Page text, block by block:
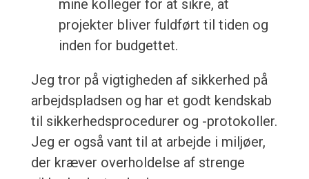
mine kolleger for at sikre, at
projekter bliver fuldført til tiden og
inden for budgettet.
Jeg tror på vigtigheden af sikkerhed på
arbejdspladsen og har et godt kendskab
til sikkerhedsprocedurer og -protokoller.
Jeg er også vant til at arbejde i miljøer,
der kræver overholdelse af strenge